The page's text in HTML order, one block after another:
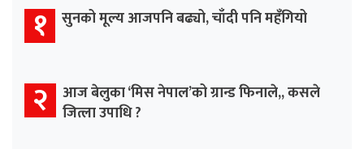
१ सुनको मूल्य आजपनि बढ्यो, चाँदी पनि महँगियो
२ आज बेलुका ‘मिस नेपाल’को ग्रान्ड फिनाले,, कसले
जित्ला उपाधि ?